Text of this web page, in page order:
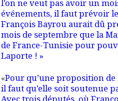
l’on ne veut pas avoir un
événements, il faut prévoir
François Bayrou aurait dû
mois de septembre que la
de France-Tunisie pour
Laporte ! »
«Pour qu’une proposition
il faut qu’elle soit soutenue
Avec trois députés, où